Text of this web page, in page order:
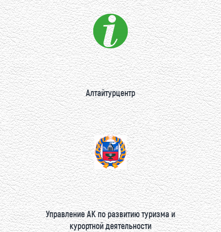
Алтайтурцентр
Управление АК по развитию туризма и
курортной деятельности